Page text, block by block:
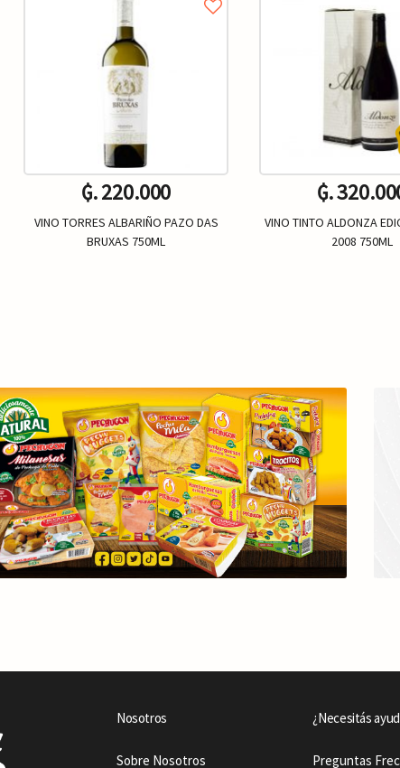
₲. 220.000
VINO TORRES ALBARIÑO PAZO DAS
BRUXAS 750ML
₲.
VINO TINTO ALDONZA
2008 750ML
Nosotros
Sobre Nosotros
¿Necesitás
Preguntas